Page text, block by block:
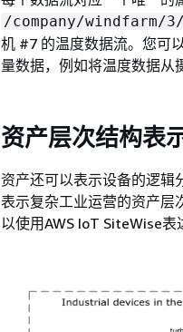
/company/windfarm/
机 #7 的温度数据流。您可
量数据，例如将温度数据从
资产层次结构表
资产还可以表示设备的逻辑
表示复杂工业运营的资产层
以使用AWS IoT SiteWise表